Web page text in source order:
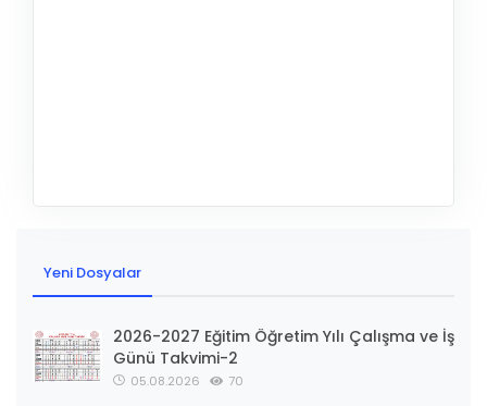
Yeni Dosyalar
2026-2027 Eğitim Öğretim Yılı Çalışma ve İş
Günü Takvimi-2
05.08.2026 70